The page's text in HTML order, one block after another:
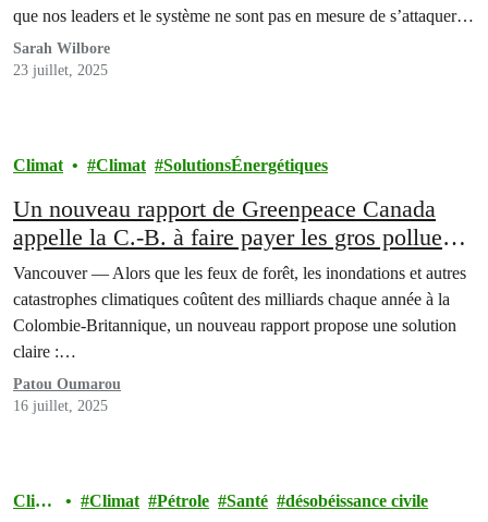
que nos leaders et le système ne sont pas en mesure de s’attaquer à
un problème aussi complexe.
Sarah Wilbore
23 juillet, 2025
Climat Climat SolutionsÉnergétiques
Un nouveau rapport de Greenpeace Canada
appelle la C.-B. à faire payer les gros pollueurs
pour les désastres climatiques
Vancouver — Alors que les feux de forêt, les inondations et autres
catastrophes climatiques coûtent des milliards chaque année à la
Colombie-Britannique, un nouveau rapport propose une solution
claire :…
Patou Oumarou
16 juillet, 2025
Clim
Climat Pétrole Santé
désobéissance civile